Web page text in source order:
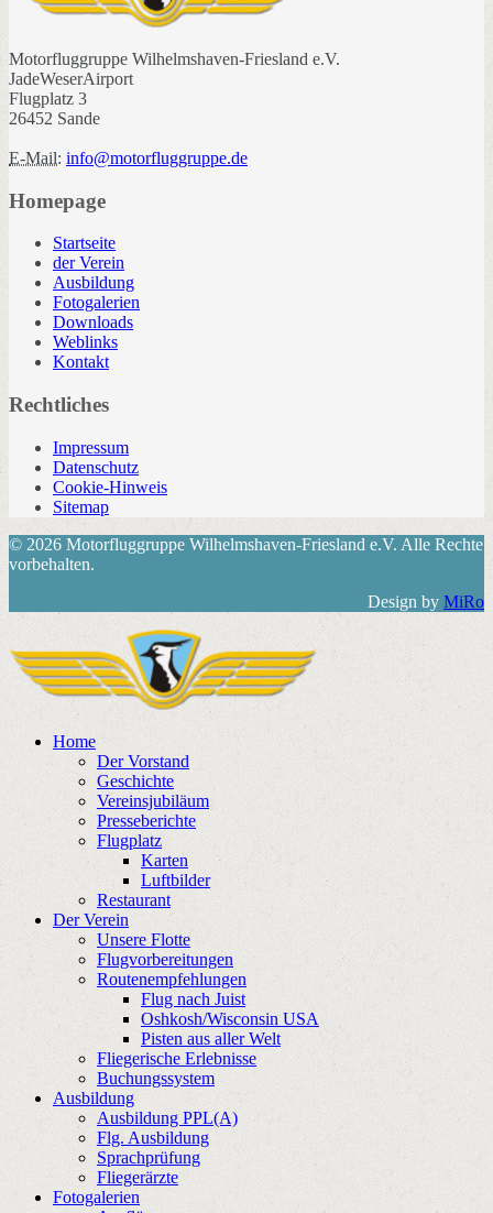
Motorfluggruppe Wilhelmshaven-Friesland e.V.
JadeWeserAirport
Flugplatz 3
26452 Sande
E-Mail: info@motorfluggruppe.de
Homepage
Startseite
der Verein
Ausbildung
Fotogalerien
Downloads
Weblinks
Kontakt
Rechtliches
Impressum
Datenschutz
Cookie-Hinweis
Sitemap
© 2026 Motorfluggruppe Wilhelmshaven-Friesland e.V. Alle Rechte
vorbehalten.
Design by MiRo
Home
Der Vorstand
Geschichte
Vereinsjubiläum
Presseberichte
Flugplatz
Karten
Luftbilder
Restaurant
Der Verein
Unsere Flotte
Flugvorbereitungen
Routenempfehlungen
Flug nach Juist
Oshkosh/Wisconsin USA
Pisten aus aller Welt
Fliegerische Erlebnisse
Buchungssystem
Ausbildung
Ausbildung PPL(A)
Flg. Ausbildung
Sprachprüfung
Fliegerärzte
Fotogalerien